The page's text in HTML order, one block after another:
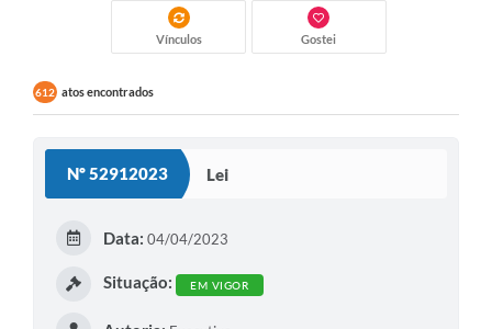
Vínculos Gostei
612 atos encontrados
Nº 52912023 Lei
Data: 04/04/2023
Situação: EM VIGOR